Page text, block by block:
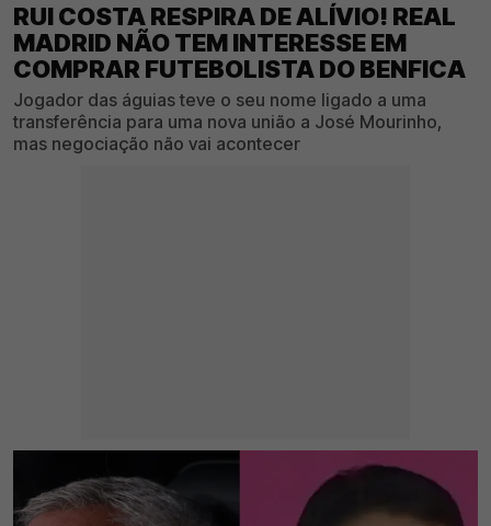
RUI COSTA RESPIRA DE ALÍVIO! REAL
MADRID NÃO TEM INTERESSE EM
COMPRAR FUTEBOLISTA DO BENFICA
Jogador das águias teve o seu nome ligado a uma
transferência para uma nova união a José Mourinho,
mas negociação não vai acontecer